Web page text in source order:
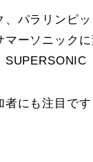
、パラリンピ
マーソニック
にも注目です